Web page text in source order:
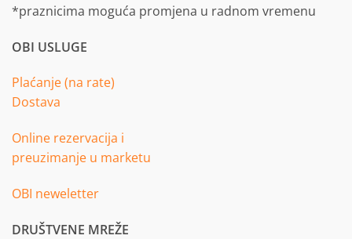
*praznicima moguća promjena u radnom vremenu
OBI USLUGE
Plaćanje (na rate)
Dostava
Online rezervacija i
preuzimanje u marketu
OBI neweletter
DRUŠTVENE MREŽE